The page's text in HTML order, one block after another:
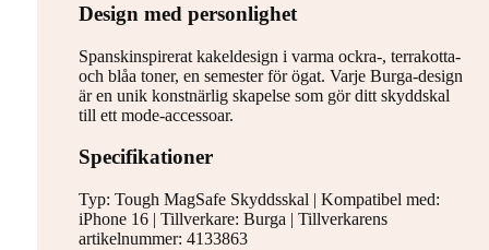
Design med personlighet
Spanskinspirerat kakeldesign i varma ockra-, terrakotta-
och blåa toner, en semester för ögat. Varje Burga-design
är en unik konstnärlig skapelse som gör ditt skyddskal
till ett mode-accessoar.
Specifikationer
Typ: Tough MagSafe Skyddsskal | Kompatibel med:
iPhone 16 | Tillverkare: Burga | Tillverkarens
artikelnummer: 4133863